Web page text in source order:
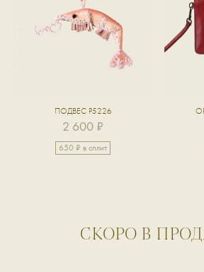
ПОДВЕС P5226
2 600 ₽
650 ₽ в сплит
CКОРО В